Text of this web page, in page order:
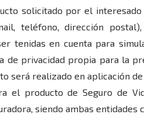
solicitado por el interesado
teléfono, dirección
tenidas en cuenta para
de privacidad propia para la
será realizado en aplicación
el producto de Seguro de
siendo ambas